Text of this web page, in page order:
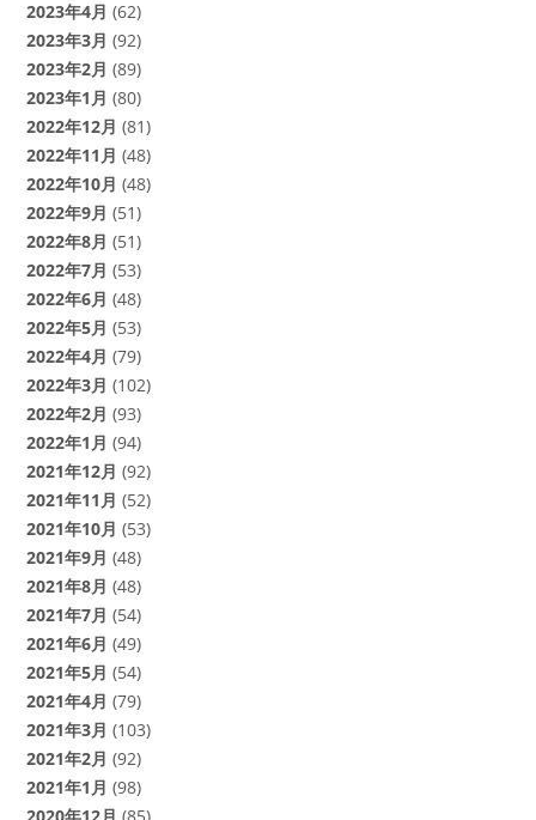
2023年4月 (62)
2023年3月 (92)
2023年2月 (89)
2023年1月 (80)
2022年12月 (81)
2022年11月 (48)
2022年10月 (48)
2022年9月 (51)
2022年8月 (51)
2022年7月 (53)
2022年6月 (48)
2022年5月 (53)
2022年4月 (79)
2022年3月 (102)
2022年2月 (93)
2022年1月 (94)
2021年12月 (92)
2021年11月 (52)
2021年10月 (53)
2021年9月 (48)
2021年8月 (48)
2021年7月 (54)
2021年6月 (49)
2021年5月 (54)
2021年4月 (79)
2021年3月 (103)
2021年2月 (92)
2021年1月 (98)